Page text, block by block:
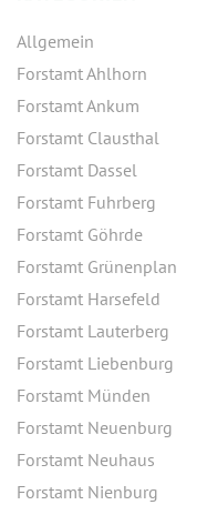
Allgemein
Forstamt Ahlhorn
Forstamt Ankum
Forstamt Clausthal
Forstamt Dassel
Forstamt Fuhrberg
Forstamt Göhrde
Forstamt Grünenplan
Forstamt Harsefeld
Forstamt Lauterberg
Forstamt Liebenburg
Forstamt Münden
Forstamt Neuenburg
Forstamt Neuhaus
Forstamt Nienburg